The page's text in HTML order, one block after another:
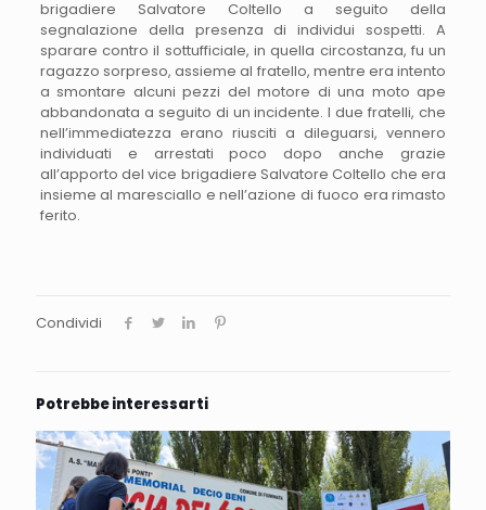
brigadiere Salvatore Coltello a seguito della
segnalazione della presenza di individui sospetti. A
sparare contro il sottufficiale, in quella circostanza, fu un
ragazzo sorpreso, assieme al fratello, mentre era intento
a smontare alcuni pezzi del motore di una moto ape
abbandonata a seguito di un incidente. I due fratelli, che
nell’immediatezza erano riusciti a dileguarsi, vennero
individuati e arrestati poco dopo anche grazie
all’apporto del vice brigadiere Salvatore Coltello che era
insieme al maresciallo e nell’azione di fuoco era rimasto
ferito.
Condividi
Potrebbe interessarti